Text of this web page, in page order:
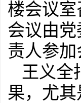
楼会议
会议由
责人参加
王义全
果，尤